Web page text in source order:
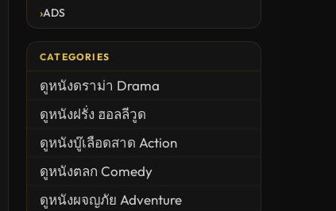
ADS
CATEGORIES
ดูหนังดราม่า Drama
ดูหนังฝรั่ง ฮอลลีวูด
ดูหนังบู๊เลือดสาด Action
ดูหนังตลก Comedy
ดูหนังผจญภัย Adventure